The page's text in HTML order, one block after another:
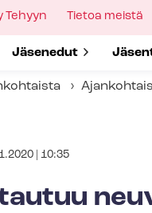
Show submenu for
Jäsenedut Show
Tehyyn
Show
Tietoa meistä
| 10:35